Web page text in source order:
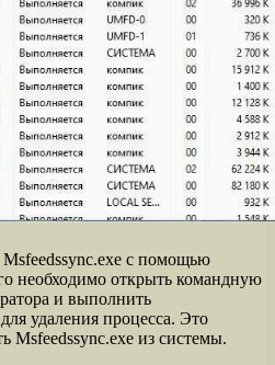
с помощью
необходимо открыть командную
и выполнить
удаления процесса. Это
Msfeedssync.exe из системы.